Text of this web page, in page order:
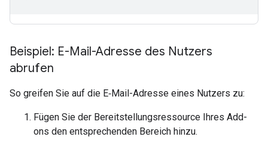
Beispiel: E-Mail-Adresse des Nutzers
abrufen
So greifen Sie auf die E‑Mail-Adresse eines Nutzers zu:
Fügen Sie der Bereitstellungsressource Ihres Add-
ons den entsprechenden Bereich hinzu.